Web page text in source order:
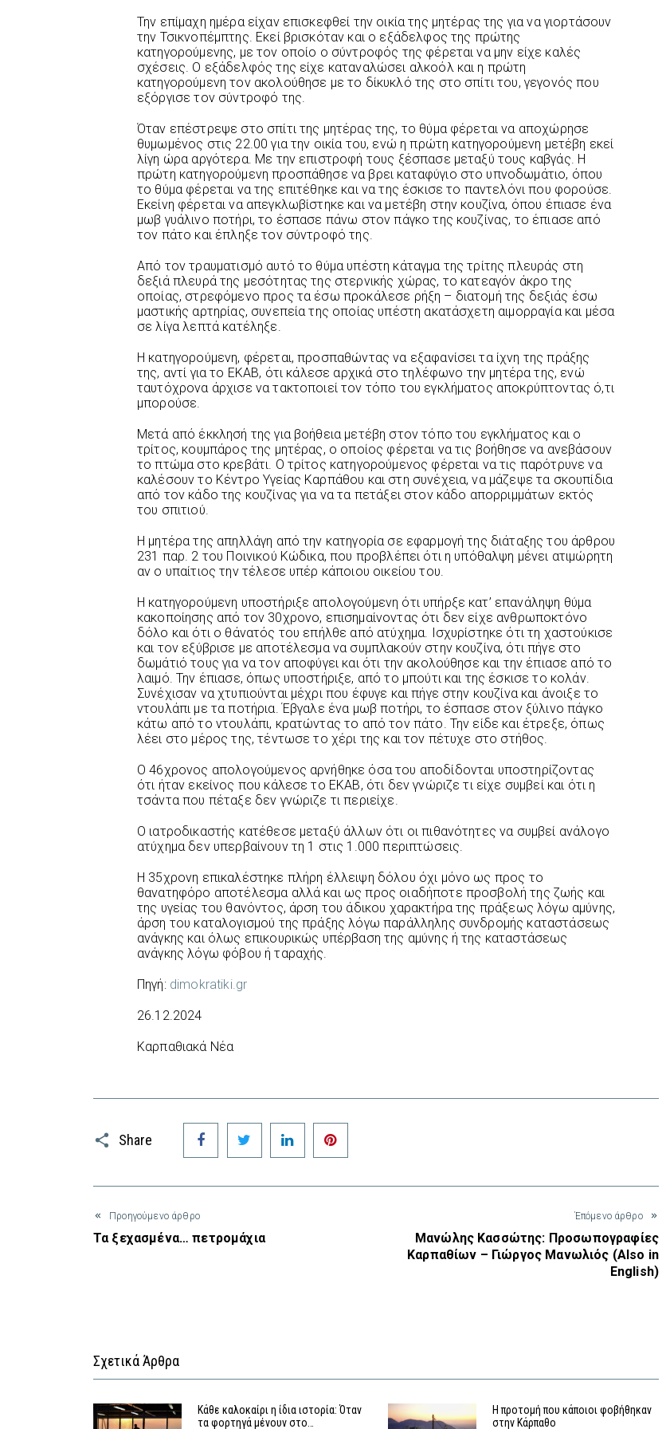
Την επίμαχη ημέρα είχαν επισκεφθεί την οικία της μητέρας της για να γιορτάσουν
την Τσικνοπέμπτης. Εκεί βρισκόταν και ο εξάδελφος της πρώτης
κατηγορούμενης, με τον οποίο ο σύντροφός της φέρεται να μην είχε καλές
σχέσεις. Ο εξάδελφός της είχε καταναλώσει αλκοόλ και η πρώτη
κατηγορούμενη τον ακολούθησε με το δίκυκλό της στο σπίτι του, γεγονός που
εξόργισε τον σύντροφό της.
Όταν επέστρεψε στο σπίτι της μητέρας της, το θύμα φέρεται να αποχώρησε
θυμωμένος στις 22.00 για την οικία του, ενώ η πρώτη κατηγορούμενη μετέβη εκεί
λίγη ώρα αργότερα. Με την επιστροφή τους ξέσπασε μεταξύ τους καβγάς. Η
πρώτη κατηγορούμενη προσπάθησε να βρει καταφύγιο στο υπνοδωμάτιο, όπου
το θύμα φέρεται να της επιτέθηκε και να της έσκισε το παντελόνι που φορούσε.
Εκείνη φέρεται να απεγκλωβίστηκε και να μετέβη στην κουζίνα, όπου έπιασε ένα
μωβ γυάλινο ποτήρι, το έσπασε πάνω στον πάγκο της κουζίνας, το έπιασε από
τον πάτο και έπληξε τον σύντροφό της.
Από τον τραυματισμό αυτό το θύμα υπέστη κάταγμα της τρίτης πλευράς στη
δεξιά πλευρά της μεσότητας της στερνικής χώρας, το κατεαγόν άκρο της
οποίας, στρεφόμενο προς τα έσω προκάλεσε ρήξη – διατομή της δεξιάς έσω
μαστικής αρτηρίας, συνεπεία της οποίας υπέστη ακατάσχετη αιμορραγία και μέσα
σε λίγα λεπτά κατέληξε.
Η κατηγορούμενη, φέρεται, προσπαθώντας να εξαφανίσει τα ίχνη της πράξης
της, αντί για το ΕΚΑΒ, ότι κάλεσε αρχικά στο τηλέφωνο την μητέρα της, ενώ
ταυτόχρονα άρχισε να τακτοποιεί τον τόπο του εγκλήματος αποκρύπτοντας ό,τι
μπορούσε.
Μετά από έκκλησή της για βοήθεια μετέβη στον τόπο του εγκλήματος και ο
τρίτος, κουμπάρος της μητέρας, ο οποίος φέρεται να τις βοήθησε να ανεβάσουν
το πτώμα στο κρεβάτι. Ο τρίτος κατηγορούμενος φέρεται να τις παρότρυνε να
καλέσουν το Κέντρο Υγείας Καρπάθου και στη συνέχεια, να μάζεψε τα σκουπίδια
από τον κάδο της κουζίνας για να τα πετάξει στον κάδο απορριμμάτων εκτός
του σπιτιού.
Η μητέρα της απηλλάγη από την κατηγορία σε εφαρμογή της διάταξης του άρθρου
231 παρ. 2 του Ποινικού Κώδικα, που προβλέπει ότι η υπόθαλψη μένει ατιμώρητη
αν ο υπαίτιος την τέλεσε υπέρ κάποιου οικείου του.
Η κατηγορούμενη υποστήριξε απολογούμενη ότι υπήρξε κατ’ επανάληψη θύμα
κακοποίησης από τον 30χρονο, επισημαίνοντας ότι δεν είχε ανθρωποκτόνο
δόλο και ότι ο θάνατός του επήλθε από ατύχημα. Ισχυρίστηκε ότι τη χαστούκισε
και τον εξύβρισε με αποτέλεσμα να συμπλακούν στην κουζίνα, ότι πήγε στο
δωμάτιό τους για να τον αποφύγει και ότι την ακολούθησε και την έπιασε από το
λαιμό. Την έπιασε, όπως υποστήριξε, από το μπούτι και της έσκισε το κολάν.
Συνέχισαν να χτυπιούνται μέχρι που έφυγε και πήγε στην κουζίνα και άνοιξε το
ντουλάπι με τα ποτήρια. Έβγαλε ένα μωβ ποτήρι, το έσπασε στον ξύλινο πάγκο
κάτω από το ντουλάπι, κρατώντας το από τον πάτο. Την είδε και έτρεξε, όπως
λέει στο μέρος της, τέντωσε το χέρι της και τον πέτυχε στο στήθος.
Ο 46χρονος απολογούμενος αρνήθηκε όσα του αποδίδονται υποστηρίζοντας
ότι ήταν εκείνος που κάλεσε το ΕΚΑΒ, ότι δεν γνώριζε τι είχε συμβεί και ότι η
τσάντα που πέταξε δεν γνώριζε τι περιείχε.
Ο ιατροδικαστής κατέθεσε μεταξύ άλλων ότι οι πιθανότητες να συμβεί ανάλογο
ατύχημα δεν υπερβαίνουν τη 1 στις 1.000 περιπτώσεις.
Η 35χρονη επικαλέστηκε πλήρη έλλειψη δόλου όχι μόνο ως προς το
θανατηφόρο αποτέλεσμα αλλά και ως προς οιαδήποτε προσβολή της ζωής και
της υγείας του θανόντος, άρση του άδικου χαρακτήρα της πράξεως λόγω αμύνης,
άρση του καταλογισμού της πράξης λόγω παράλληλης συνδρομής καταστάσεως
ανάγκης και όλως επικουρικώς υπέρβαση της αμύνης ή της καταστάσεως
ανάγκης λόγω φόβου ή ταραχής.
Πηγή: dimokratiki.gr
26.12.2024
Καρπαθιακά Νέα
Share
Facebook Twitter LinkedIn
Προηγούμενο άρθρο
Τα ξεχασμένα… πετρομάχια
Έπόμενο άρθρο
Μανώλης Κασσώτης: Προσωπογραφίες
Καρπαθίων – Γιώργος Μανωλιός (Also in
English)
Σχετικά Άρθρα
Κάθε καλοκαίρι η ίδια ιστορία: Όταν
τα φορτηγά μένουν στο…
Η προτομή που κάποιοι φοβήθηκαν
στην Κάρπαθο